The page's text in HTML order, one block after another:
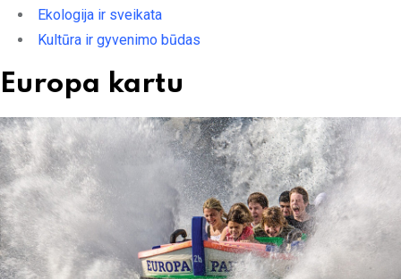
Ekologija ir sveikata
Kultūra ir gyvenimo būdas
Europa kartu